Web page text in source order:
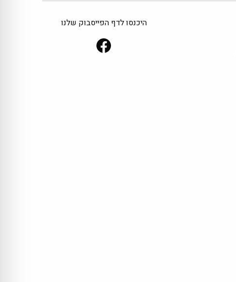
היכנסו לדף הפייסבוק שלנו
Facebook